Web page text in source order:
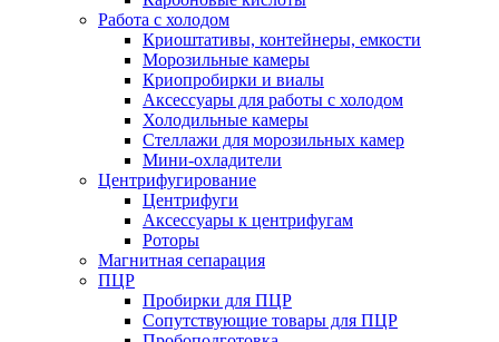
Работа с холодом
Криоштативы, контейнеры, емкости
Морозильные камеры
Криопробирки и виалы
Аксессуары для работы с холодом
Холодильные камеры
Стеллажи для морозильных камер
Мини-охладители
Центрифугирование
Центрифуги
Аксессуары к центрифугам
Роторы
Магнитная сепарация
ПЦР
Пробирки для ПЦР
Сопутствующие товары для ПЦР